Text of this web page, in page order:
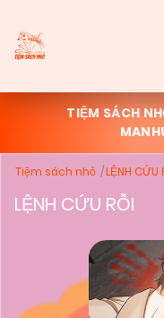
TIỆM SÁCH
Tiệm sách nhỏ LỆNH CỨU
LỆNH CỨU RỖI